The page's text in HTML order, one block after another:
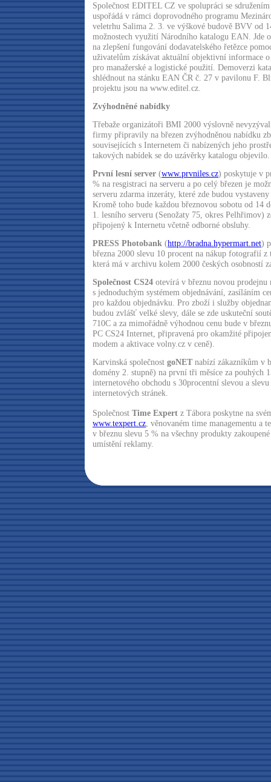
Společnost EDITEL CZ ve spolupráci se
uspořádá v rámci doprovodného programu
veletrhu Salima 2. 3. ve výškové budově BVV od
možnostech využití Národního katalogu EAN. Jde
na zlepšení fungování dodavatelského řetězce
uživatelům získávat aktuální objektivní informace o
pro manažerské a logistické použití. Demoverzi
shlédnout na stánku EAN ČR č. 27 v pavilonu F.
projektu jsou na www.editel.cz.
Zvýhodněné nabídky
Třebaže organizátoři BMI 2000 výslovně
firmy připravily na březen zvýhodněnou nabídku
souvisejících s Internetem či nabízených jeho
takových nabídek se do uzávěrky katalogu objevilo.
První lesní server (www.prvniles.cz) poskytuje v
% na resgistraci na serveru a po celý březen je
serveru zdarma inzeráty, které zde budou
Kromě toho bude každou březnovou sobotu od 14
1. lesního serveru (Senožaty 75, okres Pelhřimov)
připojený k Internetu včetně odborné obsluhy.
PRESS Photobank (http://bradna.hypermart.net)
března 2000 slevu 10 procent na nákup fotografií z
která má v archivu kolem 2000 českých osobností
Společnost CS24 otevírá v březnu novou prodejnu
s jednoduchým systémem objednávání, zasíláním
pro každou objednávku. Pro zboží i služby
budou zvlášť velké slevy, dále se zde uskuteční
710C a za mimořádně výhodnou cenu bude v
PC CS24 Internet, připravená pro okamžité
modem a aktivace volny.cz v ceně).
Karvinská společnost goNET nabízí zákazníkům v
domény 2. stupně) na první tři měsíce za pouhých
internetového obchodu s 30procentní slevou a
internetových stránek.
Společnost Time Expert z Tábora poskytne na
www.texpert.cz , věnovaném time managementu a
v březnu slevu 5 % na všechny produkty
umístění reklamy.